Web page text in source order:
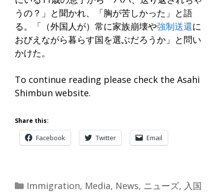
うの？」と聞かれ、「胸が苦しかった」と語
る。「（外国人が）常に家族崩壊や強制送還に
おびえながら暮らす国を選ぶだろうか」と問い
かけた。
To continue reading please check the Asahi
Shimbun website.
Share this:
Facebook Twitter Email
Categories
Immigration, Media, News, ニューズ, 入国